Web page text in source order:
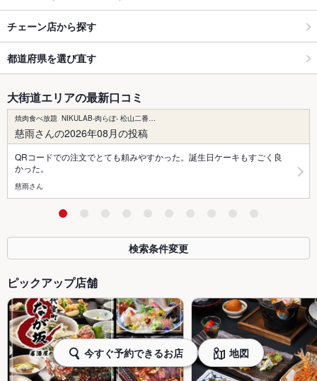
チェーン店から探す
都道府県を選び直す
大街道エリアの最新口コミ
焼肉食べ放題 NIKULAB-肉らぼ- 松山二番…
慈雨さんの2026年08月の投稿
QRコードでの注文でとても頼みやすかった。誕生日ケーキもすごく良
かった。
慈雨さん
検索条件変更
ピックアップ店舗
今すぐ予約できるお店 地図